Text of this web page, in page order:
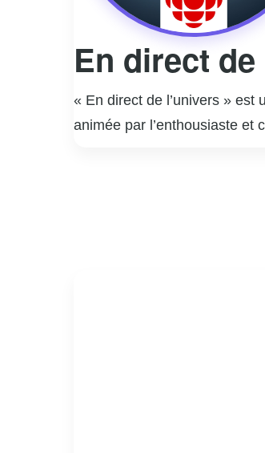
En direct
« En direct de l’univers » est
animée par l’enthousiaste et
des anecdotes
grâce à son approche